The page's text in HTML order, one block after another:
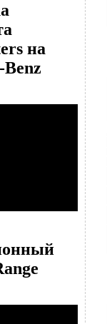
на
Benz